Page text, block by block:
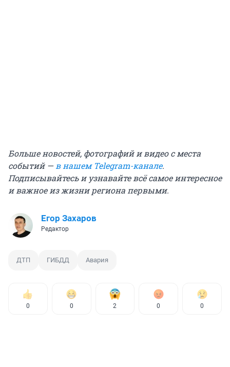
Больше новостей, фотографий и видео с места
событий — в нашем Telegram-канале.
Подписывайтесь и узнавайте всё самое интересное
и важное из жизни региона первыми.
Егор Захаров
Редактор
ДТП ГИБДД Авария
0 0 2 0 0